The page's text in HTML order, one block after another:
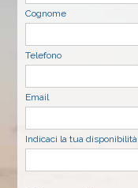
Cognome
Telefono
Email
Indicaci la tua disponibilità